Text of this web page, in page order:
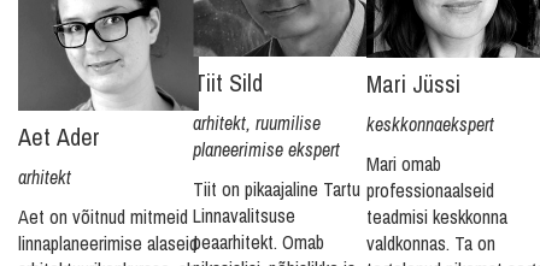
Aet Ader
arhitekt
Aet on võitnud mitmeid
linnaplaneerimise alaseid
Tiit Sild
arhitekt, ruumilise
planeerimise ekspert
Tiit on pikaajaline Tartu
Linnavalitsuse
peaarhitekt. Omab
Mari Jüssi
keskkonnaekspert
Mari omab
professionaalseid
teadmisi keskkonna
valdkonnas. Ta on